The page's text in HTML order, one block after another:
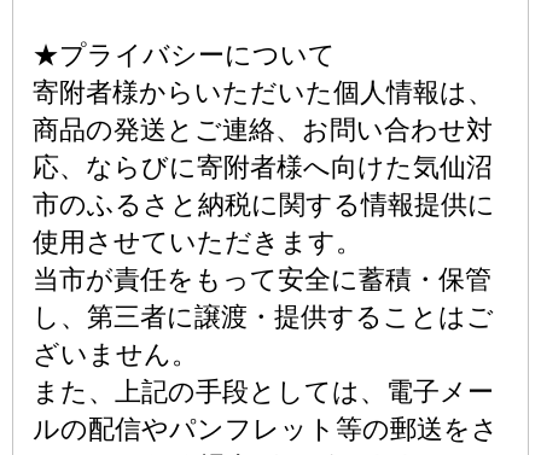
★プライバシーについて
寄附者様からいただいた個人情報は、
商品の発送とご連絡、お問い合わせ対
応、ならびに寄附者様へ向けた気仙沼
市のふるさと納税に関する情報提供に
使用させていただきます。
当市が責任をもって安全に蓄積・保管
し、第三者に譲渡・提供することはご
ざいません。
また、上記の手段としては、電子メー
ルの配信やパンフレット等の郵送をさ